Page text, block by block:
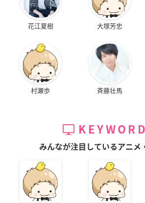
花江夏樹 大塚芳忠
村瀬歩 斉藤壮馬
みんなが注目しているアニメ